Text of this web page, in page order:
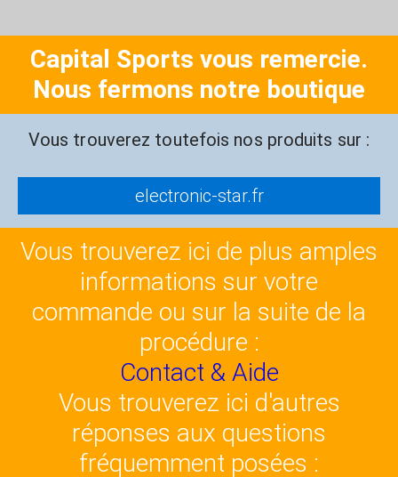
Capital Sports vous remercie.
Nous fermons notre boutique
Vous trouverez toutefois nos produits sur :
electronic-star.fr
Vous trouverez ici de plus amples
informations sur votre
commande ou sur la suite de la
procédure :
Contact & Aide
Vous trouverez ici d'autres
réponses aux questions
fréquemment posées :